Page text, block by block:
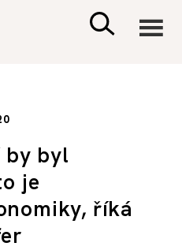
A DĚTI
by byl
je
říká